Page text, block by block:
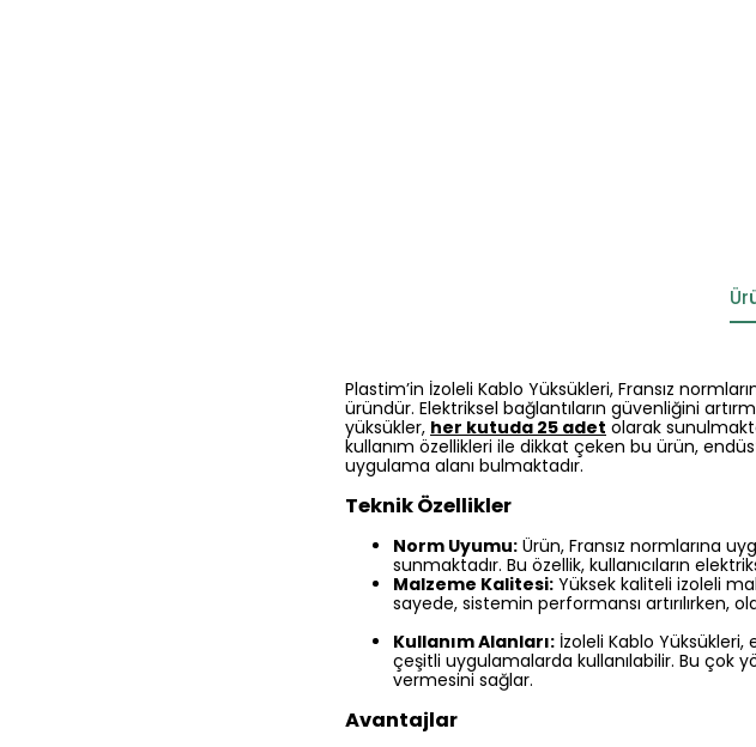
Plastim’in İzoleli Kablo Yüksükleri, Fransız
üründür. Elektriksel bağlantıların güvenliğini
yüksükler, her kutuda 25 adet olarak
kullanım özellikleri ile dikkat çeken bu ürün,
uygulama alanı bulmaktadır.
Teknik Özellikler
Norm Uyumu: Ürün, Fransız normlarına
sunmaktadır. Bu özellik, kullanıcıların
Malzeme Kalitesi: Yüksek kaliteli izoleli
sayede, sistemin performansı artırılırken,
Kullanım Alanları: İzoleli Kablo
çeşitli uygulamalarda kullanılabilir. Bu çok
vermesini sağlar.
Avantajlar